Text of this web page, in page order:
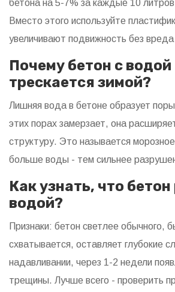
бетона на 5-7% за каждые 10
Вместо этого используйте
увеличивают подвижность без
Почему бетон с водой
трескается зимой?
Лишняя вода в бетоне образует
этих порах замерзает, она
структуру. Это называется
больше воды - тем сильнее
Как узнать, что
водой?
Признаки: бетон светлее обычного,
схватывается, оставляет глубокие
надавливании, через 1-2 недели
трещины. Лучше всего - проверить